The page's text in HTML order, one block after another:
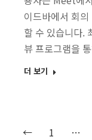
이드바에서 회
할 수 있습니다.
뷰 프로그램을
더 보기
← 1 …